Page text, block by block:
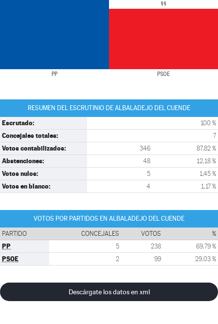
PP PSOE
99
RESUMEN DEL ESCRUTINIO DE ALBALADEJO DEL CUENDE
Escrutado: 100 %
Concejales totales: 7
Votos contabilizados: 346 87,82 %
Abstenciones: 48 12,18 %
Votos nulos: 5 1,45 %
Votos en blanco: 4 1,17 %
VOTOS POR PARTIDOS EN ALBALADEJO DEL CUENDE
PARTIDO CONCEJALES VOTOS %
PP 5 238 69,79 %
PSOE 2 99 29,03 %
Descárgate los datos en xml